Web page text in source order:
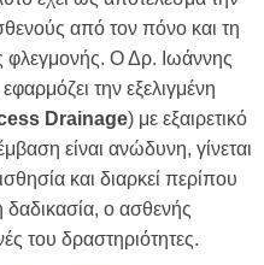
από τον πόνο και τη
Ο Δρ. Ιωάννης
την εξελιγμένη
Drainage) με εξαιρετικό
είναι ανώδυνη, γίνεται
και διαρκεί περίπου
ο ασθενής
του δραστηριότητες.